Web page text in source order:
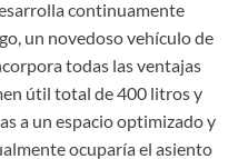
continuamente
un novedoso vehículo de
todas las ventajas
útil total de 400 litros y
a un espacio optimizado y
ocuparía el asiento